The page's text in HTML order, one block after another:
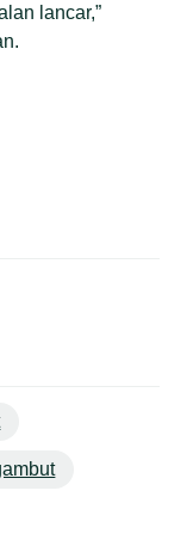
lancar,”